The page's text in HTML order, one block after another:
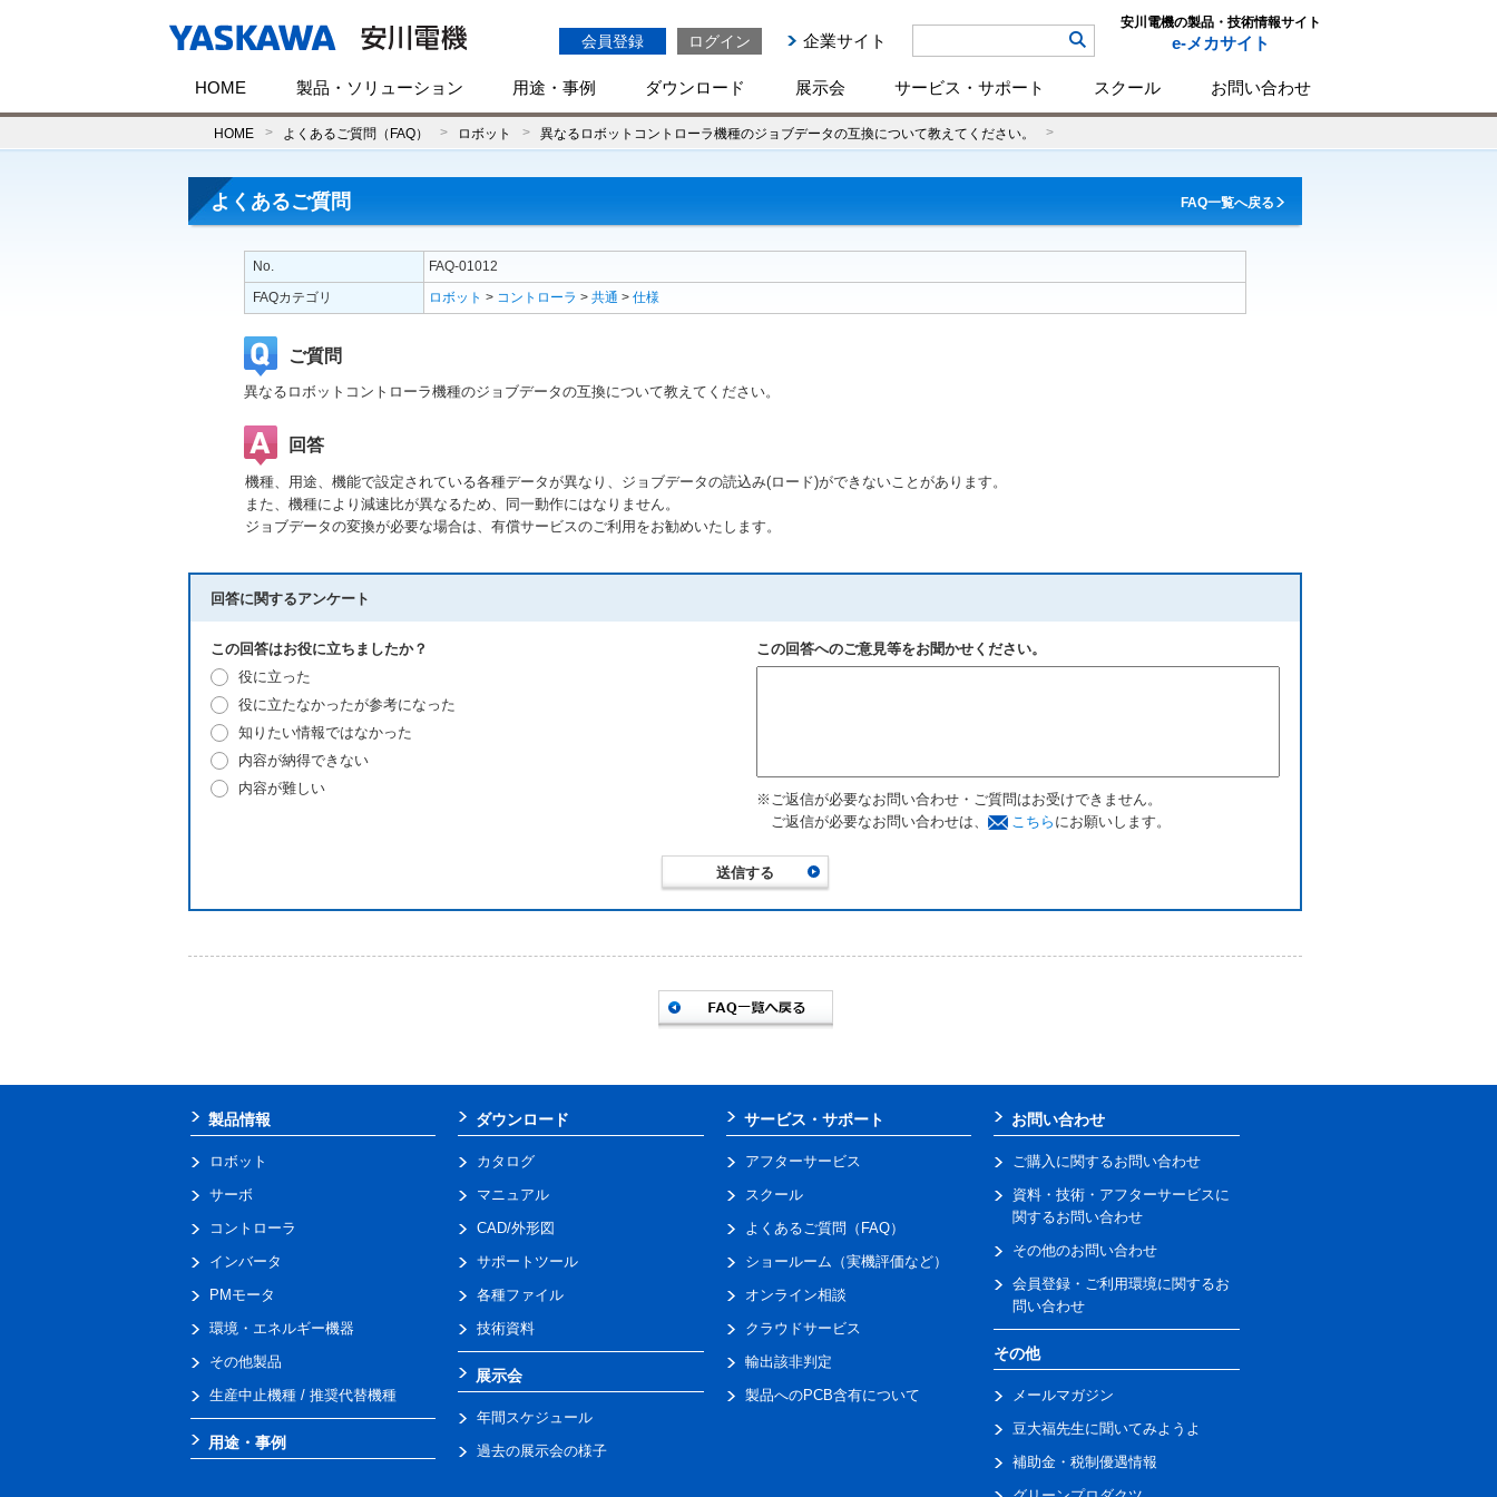
会員登録 ログイン 企業サイト
安川電機の製品・技術情報サイト
e-メカサイト
HOME 製品・ソリューション 用途・事例 ダウンロード 展示会 サービス・サポート スクール お問い合わせ
HOME よくあるご質問（FAQ） ロボット 異なるロボットコントローラ機種のジョブデータの互換について教えてください。
よくあるご質問 FAQ一覧へ戻る
No.
FAQ-01012
FAQカテゴリ
ロボット > コントローラ > 共通 > 仕様
ご質問
異なるロボットコントローラ機種のジョブデータの互換について教えてください。
回答
機種、用途、機能で設定されている各種データが異なり、ジョブデータの読込み(ロード)ができないことがあります。
また、機種により減速比が異なるため、同一動作にはなりません。
ジョブデータの変換が必要な場合は、有償サービスのご利用をお勧めいたします。
回答に関するアンケート
この回答はお役に立ちましたか？
役に立った
役に立たなかったが参考になった
知りたい情報ではなかった
内容が納得できない
内容が難しい
この回答へのご意見等をお聞かせください。
※ご返信が必要なお問い合わせ・ご質問はお受けできません。
ご返信が必要なお問い合わせは、
こちら にお願いします。
製品情報
ロボット
サーボ
コントローラ
インバータ
PMモータ
環境・エネルギー機器
その他製品
生産中止機種 / 推奨代替機種
用途・事例
ダウンロード
カタログ
マニュアル
CAD/外形図
サポートツール
各種ファイル
技術資料
展示会
年間スケジュール
過去の展示会の様子
サービス・サポート
アフターサービス
スクール
よくあるご質問（FAQ）
ショールーム（実機評価など）
オンライン相談
クラウドサービス
輸出該非判定
製品へのPCB含有について
お問い合わせ
ご購入に関するお問い合わせ
資料・技術・アフターサービスに
関するお問い合わせ
その他のお問い合わせ
会員登録・ご利用環境に関するお
問い合わせ
その他
メールマガジン
豆大福先生に聞いてみようよ
補助金・税制優遇情報